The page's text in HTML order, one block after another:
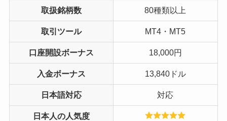
取扱銘柄数 80種類以上
取引ツール MT4・MT5
口座開設ボーナス 18,000円
入金ボーナス 13,840ドル
日本語対応 対応
日本人の人気度